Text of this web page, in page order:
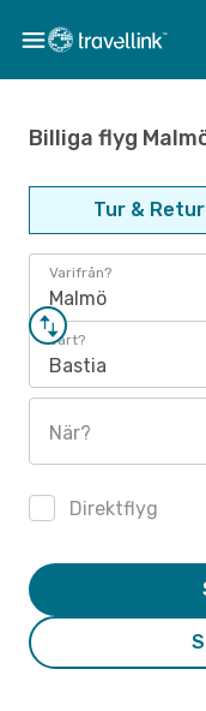
Billiga flyg
Tur & Retur
Varifrån?
Malmö
Vart?
Bastia
När?
Direktflyg